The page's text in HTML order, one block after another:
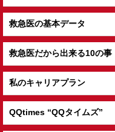
救急医の基本データ
救急医だから出来る10の事
私のキャリアプラン
QQtimes “QQタイムズ”